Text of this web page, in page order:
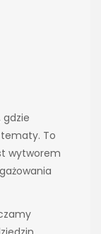
tematy. To
wytworem